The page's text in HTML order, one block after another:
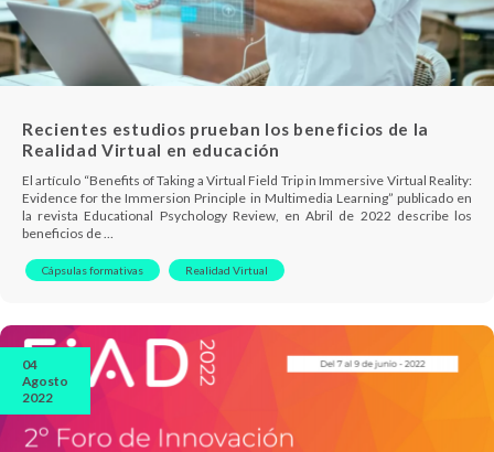
Recientes estudios prueban los beneficios de la
Realidad Virtual en educación
El artículo “Benefits of Taking a Virtual Field Trip in Immersive Virtual Reality:
Evidence for the Immersion Principle in Multimedia Learning” publicado en
la revista Educational Psychology Review, en Abril de 2022 describe los
beneficios de …
Cápsulas formativas Realidad Virtual
04
Agosto
2022